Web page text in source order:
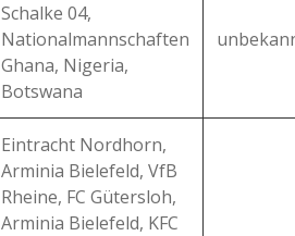
Schalke 04,
Nationalmannschaften
Ghana, Nigeria,
Botswana
Eintracht Nordhorn,
Arminia Bielefeld, VfB
Rheine, FC Gütersloh,
Arminia Bielefeld, KFC